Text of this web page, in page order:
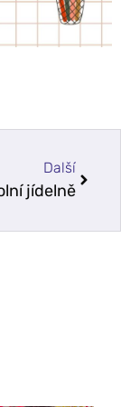
Další
jídelně